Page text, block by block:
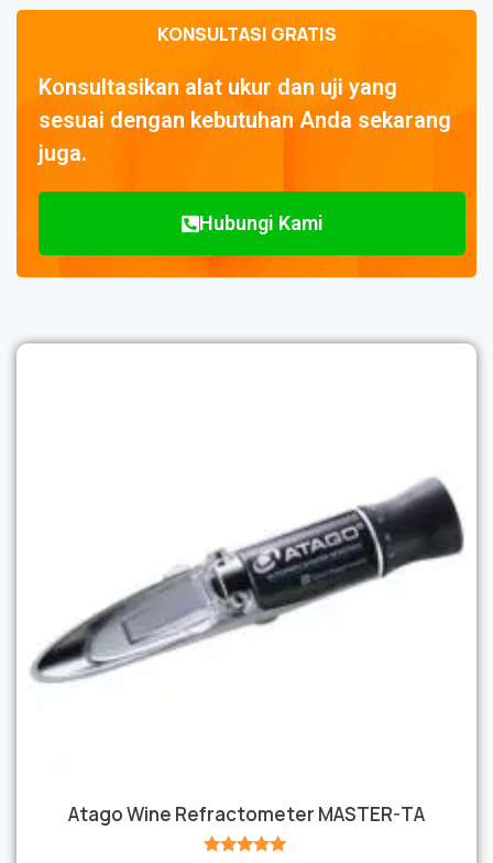
KONSULTASI GRATIS
Konsultasikan alat ukur dan uji yang
sesuai dengan kebutuhan Anda sekarang
juga.
Hubungi Kami
Atago Wine Refractometer MASTER-TA